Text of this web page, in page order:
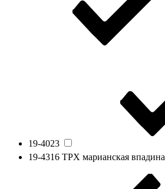
19-4023
19-4316 TPX марианская впадина